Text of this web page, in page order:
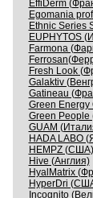
EffiDerm
Egomania
Ethnic Series
EUPHYTOS
Farmona
Fresh Look
Galaktiv
Gatineau
Green
Green People
GUAM
HADA LABO
HEMPZ (США)
Hive (Англия)
HyalMatrix
HyperDri
Incognito